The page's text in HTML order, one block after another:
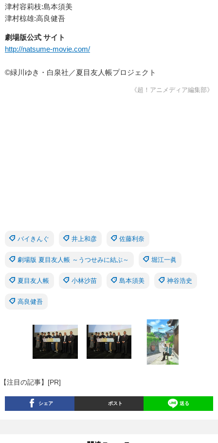
津村容莉枝:島本須美
津村椋雄:高良健吾
劇場版公式 サイト
http://natsume-movie.com/
©緑川ゆき・⽩泉社／夏⽬友⼈帳プロジェクト
《超！アニメディア編集部》
バイきんぐ 井上和彦 佐藤利奈
劇場版 夏目友人帳 ～うつせみに結ぶ～ 堀江一眞
夏目友人帳 小林沙苗 島本須美 神谷浩史
高良健吾
【注目の記事】[PR]
シェア ポスト 送る